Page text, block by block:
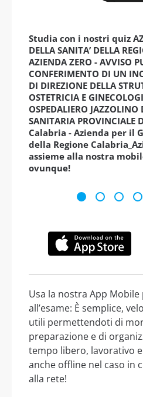
Studia con i nostri quiz
DELLA SANITA’ DELLA
AZIENDA ZERO - AVVISO
CONFERIMENTO DI UN
DI DIREZIONE DELLA
OSTETRICIA E
OSPEDALIERO JAZZOLINO
SANITARIA PROVINCIALE
Calabria - Azienda per il
della Regione
assieme alla nostra
ovunque!
Usa la nostra App
all’esame: È semplice,
utili permettendoti di
preparazione e di
tempo libero, lavorativo
anche offline nel caso in
alla rete!